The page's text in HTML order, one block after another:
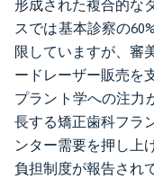
形成された複合的な
スでは基本診察の
限していますが、審
ードレーザー販売を
プラント学への注力
長する矯正歯科フラ
ンター需要を押し上
負担制度が報告され